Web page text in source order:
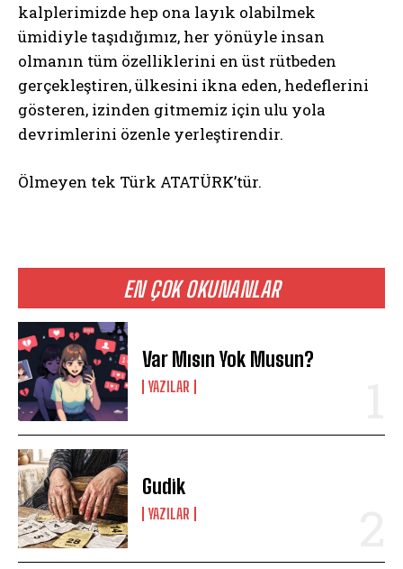
EN ÇOK OKUNANLAR
Var Mısın Yok Musun?
YAZILAR
Gudik
YAZILAR
kalplerimizde hep ona layık olabilmek
ümidiyle taşıdığımız, her yönüyle insan
olmanın tüm özelliklerini en üst rütbeden
gerçekleştiren, ülkesini ikna eden, hedeflerini
gösteren, izinden gitmemiz için ulu yola
devrimlerini özenle yerleştirendir.
Ölmeyen tek Türk ATATÜRK’tür.